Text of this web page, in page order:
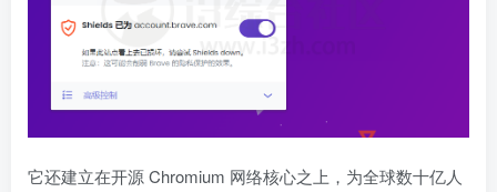
它还建立在开源 Chromium 网络核心之上，为全球数十亿人